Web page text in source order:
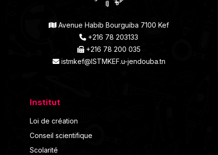
Avenue Habib Bourguiba 7100 Kef
+216 78 203133
+216 78 200 035
istmkef@ISTMKEF.u-jendouba.tn
Institut
Loi de création
Conseil scientifique
Scolarité